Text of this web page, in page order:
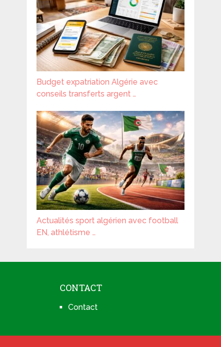
Budget expatriation Algérie avec
conseils transferts argent …
Actualités sport algérien avec football
EN, athlétisme …
CONTACT
Contact